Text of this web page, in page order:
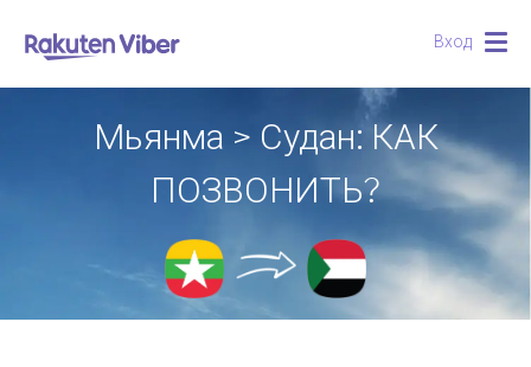
Вход
Мьянма > Судан: КАК
ПОЗВОНИТЬ?